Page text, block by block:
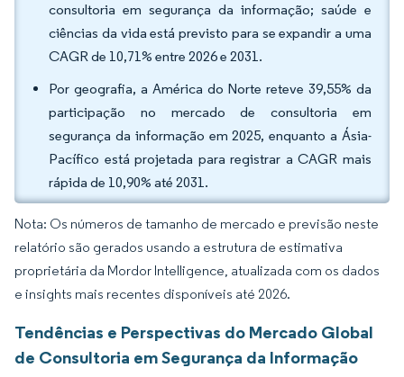
consultoria em segurança da informação; saúde e
ciências da vida está previsto para se expandir a uma
CAGR de 10,71% entre 2026 e 2031.
Por geografia, a América do Norte reteve 39,55% da
participação no mercado de consultoria em
segurança da informação em 2025, enquanto a Ásia-
Pacífico está projetada para registrar a CAGR mais
rápida de 10,90% até 2031.
Nota: Os números de tamanho de mercado e previsão neste
relatório são gerados usando a estrutura de estimativa
proprietária da Mordor Intelligence, atualizada com os dados
e insights mais recentes disponíveis até 2026.
Tendências e Perspectivas do Mercado Global
de Consultoria em Segurança da Informação